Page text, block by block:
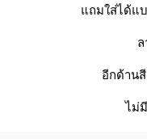
ถมใส่ได้แบ
อีกด้าน
ไม่